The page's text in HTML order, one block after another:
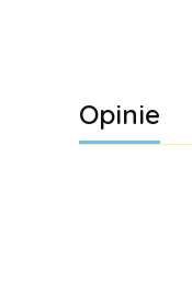
Opinie